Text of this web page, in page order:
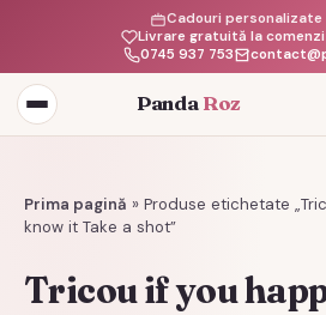
Livrare gratuită la
Cadouri personalizate
0745 937 753
Deschide
meniul
Panda Roz
Prima pagină » Produse etichetate
know it Take a shot”
Tricou if you